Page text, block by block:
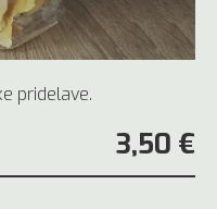
pridelave.
3,50 €